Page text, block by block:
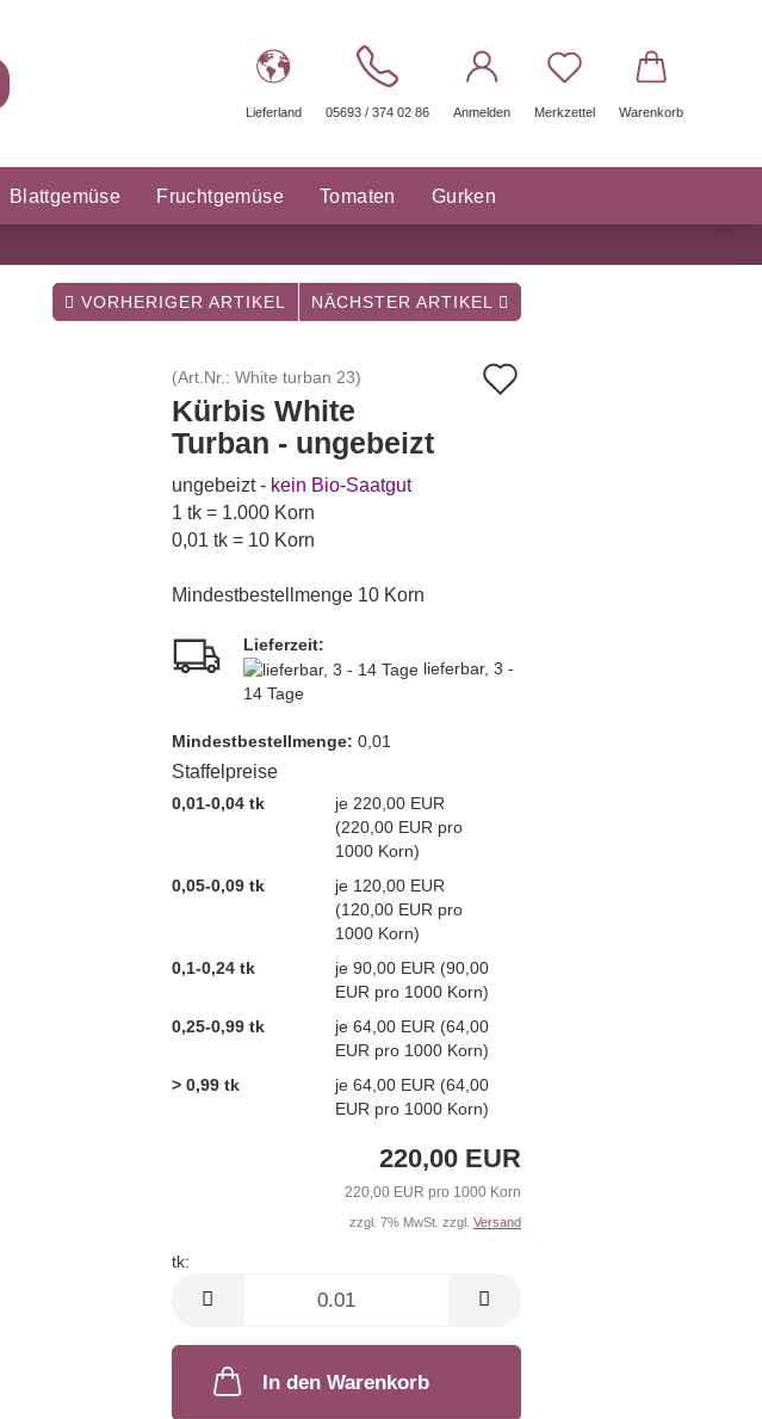
Lieferland 05693 / 374 02 86 Anmelden Merkzettel Warenkorb
Blattgemüse Fruchtgemüse Tomaten Gurken
VORHERIGER ARTIKEL NÄCHSTER ARTIKEL
(Art.Nr.: White turban 23)
Kürbis White
Turban - ungebeizt
ungebeizt - kein Bio-Saatgut
1 tk = 1.000 Korn
0,01 tk = 10 Korn
Mindestbestellmenge 10 Korn
Lieferzeit:
lieferbar, 3 -
14 Tage
Mindest­bestellmenge: 0,01
Staffelpreise
0,01-0,04 tk
je 220,00 EUR
(220,00 EUR pro
1000 Korn)
0,05-0,09 tk
je 120,00 EUR
(120,00 EUR pro
1000 Korn)
0,1-0,24 tk
je 90,00 EUR (90,00
EUR pro 1000 Korn)
0,25-0,99 tk
je 64,00 EUR (64,00
EUR pro 1000 Korn)
> 0,99 tk
je 64,00 EUR (64,00
EUR pro 1000 Korn)
220,00 EUR
220,00 EUR pro 1000 Korn
zzgl. 7% MwSt. zzgl. Versand
tk:
In den Warenkorb